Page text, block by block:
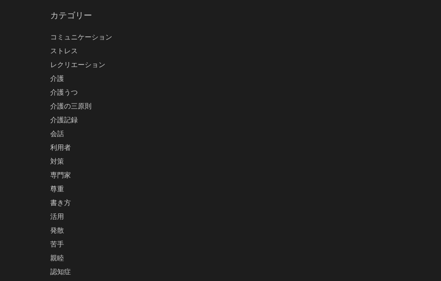
カテゴリー
コミュニケーション
ストレス
レクリエーション
介護
介護うつ
介護の三原則
介護記録
会話
利用者
対策
専門家
尊重
書き方
活用
発散
苦手
親睦
認知症